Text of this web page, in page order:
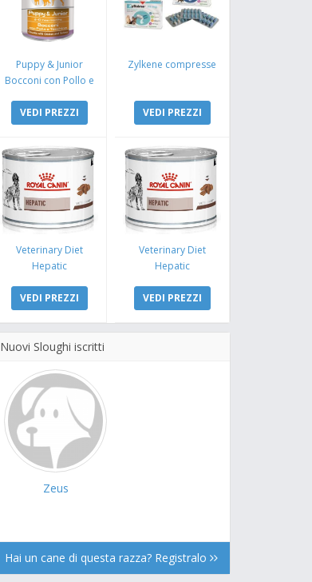
Puppy & Junior
Bocconi con Pollo e
VEDI PREZZI
Zylkene compresse
VEDI PREZZI
Veterinary Diet
Hepatic
VEDI PREZZI
Veterinary Diet
Hepatic
VEDI PREZZI
Nuovi Sloughi iscritti
Zeus
Hai un cane di questa razza? Registralo